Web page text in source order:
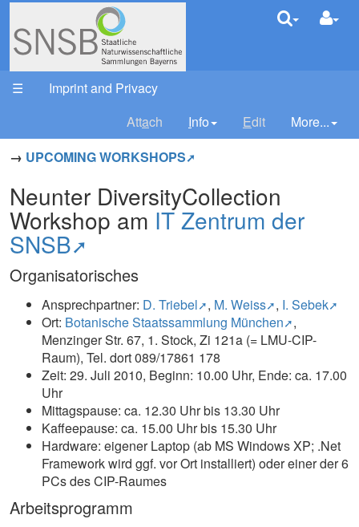
☰
Imprint and Privacy
Attach Info Edit
More...
→ UPCOMING WORKSHOPS
Neunter DiversityCollection
Workshop am IT Zentrum der
SNSB
Organisatorisches
Ansprechpartner: D. Triebel , M. Weiss , I. Sebek
Ort: Botanische Staatssammlung München
,
Menzinger Str. 67, 1. Stock, Zi 121a (= LMU-CIP-
Raum), Tel. dort 089/17861 178
Zeit: 29. Juli 2010, Beginn: 10.00 Uhr, Ende: ca. 17.00
Uhr
Mittagspause: ca. 12.30 Uhr bis 13.30 Uhr
Kaffeepause: ca. 15.00 Uhr bis 15.30 Uhr
Hardware: eigener Laptop (ab MS Windows XP; .Net
Framework wird ggf. vor Ort installiert) oder einer der 6
PCs des CIP-Raumes
Arbeitsprogramm